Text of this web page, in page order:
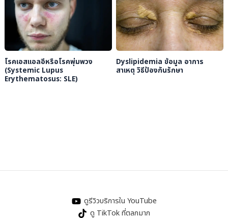
โรคเอสแอลอีหรือโรคพุ่มพวง
(Systemic Lupus
Erythematosus: SLE)
Dyslipidemia ข้อมูล อาการ
สาเหตุ วิธีป้องกันรักษา
ดูรีวิวบริการใน YouTube
ดู TikTok ที่ตลกมาก